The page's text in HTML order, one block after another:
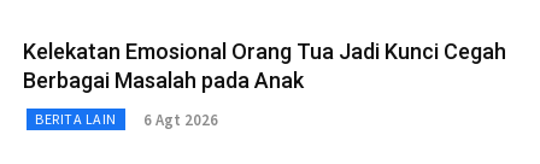
Kelekatan Emosional Orang Tua Jadi Kunci Cegah
Berbagai Masalah pada Anak
BERITA LAIN 6 Agt 2026